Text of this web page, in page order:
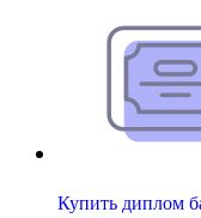
Купить диплом